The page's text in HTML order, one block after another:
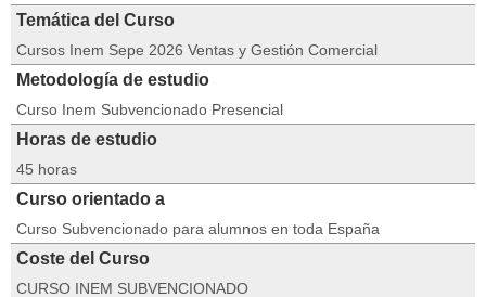
Temática del Curso
Cursos Inem Sepe 2026 Ventas y Gestión Comercial
Metodología de estudio
Curso Inem Subvencionado Presencial
Horas de estudio
45 horas
Curso orientado a
Curso Subvencionado para alumnos en toda España
Coste del Curso
CURSO INEM SUBVENCIONADO